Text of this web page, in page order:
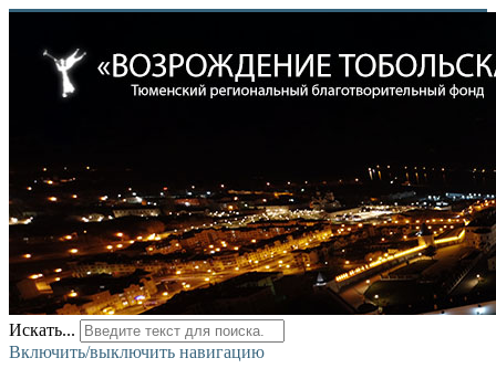
Искать...
Включить/выключить навигацию